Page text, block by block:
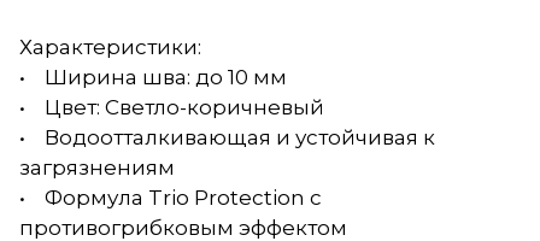
Характеристики:
• Ширина шва: до 10 мм
• Цвет: Светло-коричневый
• Водоотталкивающая и устойчивая к
загрязнениям
• Формула Trio Protection с
противогрибковым эффектом